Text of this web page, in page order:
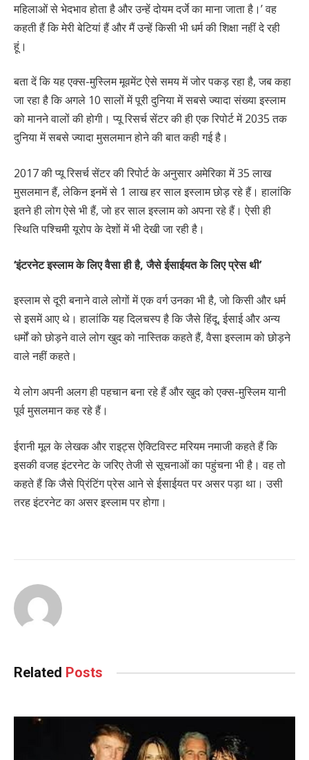
महिलाओं से भेदभाव होता है और उन्हें दोयम दर्जे का माना जाता है।’ वह
कहती हैं कि मेरी बेटियां हैं और मैं उन्हें किसी भी धर्म की शिक्षा नहीं दे रही
हूं।
बता दें कि यह एक्स-मुस्लिम मूवमेंट ऐसे समय में जोर पकड़ रहा है, जब कहा
जा रहा है कि अगले 10 सालों में पूरी दुनिया में सबसे ज्यादा संख्या इस्लाम
को मानने वालों की होगी। प्यू रिसर्च सेंटर की ही एक रिपोर्ट में 2035 तक
दुनिया में सबसे ज्यादा मुसलमान होने की बात कही गई है।
2017 की प्यू रिसर्च सेंटर की रिपोर्ट के अनुसार अमेरिका में 35 लाख
मुसलमान हैं, लेकिन इनमें से 1 लाख हर साल इस्लाम छोड़ रहे हैं। हालांकि
इतने ही लोग ऐसे भी हैं, जो हर साल इस्लाम को अपना रहे हैं। ऐसी ही
स्थिति पश्चिमी यूरोप के देशों में भी देखी जा रही है।
‘इंटरनेट इस्लाम के लिए वैसा ही है, जैसे ईसाईयत के लिए प्रेस थी’
इस्लाम से दूरी बनाने वाले लोगों में एक वर्ग उनका भी है, जो किसी और धर्म
से इसमें आए थे। हालांकि यह दिलचस्प है कि जैसे हिंदू, ईसाई और अन्य
धर्मों को छोड़ने वाले लोग खुद को नास्तिक कहते हैं, वैसा इस्लाम को छोड़ने
वाले नहीं कहते।
ये लोग अपनी अलग ही पहचान बना रहे हैं और खुद को एक्स-मुस्लिम यानी
पूर्व मुसलमान कह रहे हैं।
ईरानी मूल के लेखक और राइट्स ऐक्टिविस्ट मरियम नमाजी कहते हैं कि
इसकी वजह इंटरनेट के जरिए तेजी से सूचनाओं का पहुंचना भी है। वह तो
कहते हैं कि जैसे प्रिंटिंग प्रेस आने से ईसाईयत पर असर पड़ा था। उसी
तरह इंटरनेट का असर इस्लाम पर होगा।
Related Posts